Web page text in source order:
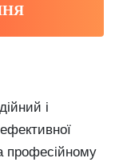
і
професійному